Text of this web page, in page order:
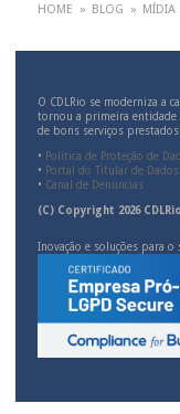
HOME » BLOG » MÍDIA
O CDLRio se moderniza a
tornou a primeira entidade
de bons serviços
• Política de Proteção de
• Portal do Titular de Dados
• Canal de Denúncias
(C) Copyright 2026
Inovação e soluções para o